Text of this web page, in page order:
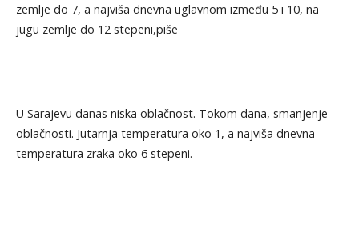
zemlje do 7, a najviša dnevna uglavnom između 5 i 10, na
jugu zemlje do 12 stepeni,piše
U Sarajevu danas niska oblačnost. Tokom dana, smanjenje
oblačnosti. Jutarnja temperatura oko 1, a najviša dnevna
temperatura zraka oko 6 stepeni.